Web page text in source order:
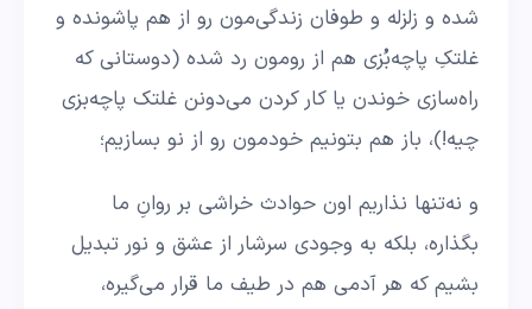
شده و زلزله و طوفان زندگی‌مون رو از هم پاشونده و
غلتکِ پاچه‌بُزی هم از رومون رد شده (دوستانی که
راه‌سازی خوندن یا کار کردن می‌دونن غلتک پاچه‌بزی
چیه!)، باز هم بتونیم خودمون رو از نو بسازیم؛
و نه‌تنها نذاریم اون حوادث خراشی بر روانِ ما
بگذاره، بلکه به وجودی سرشار از عشق و نور تبدیل
بشیم که هر آدمی هم در طیف ما قرار می‌گیره،